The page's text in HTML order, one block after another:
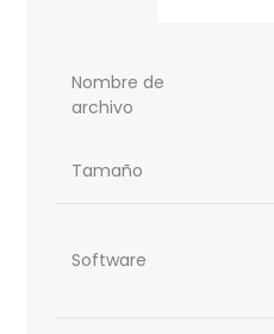
Nombre de
archivo
Tamaño
Software